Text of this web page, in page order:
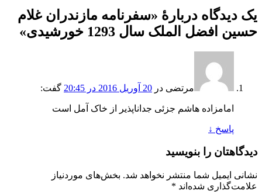
یک دیدگاه دربارهٔ «سفرنامه مازندران غلام
حسین افضل الملک سال 1293 خورشیدی
»
مرتضی در 20 آوریل 2016 در 20:45 گفت:
امامزاده هاشم جزئی جداناپذیر از خاک آمل است
پاسخ ↓
دیدگاهتان را بنویسید
نشانی ایمیل شما منتشر نخواهد شد. بخش‌های موردنیاز
علامت‌گذاری شده‌اند *